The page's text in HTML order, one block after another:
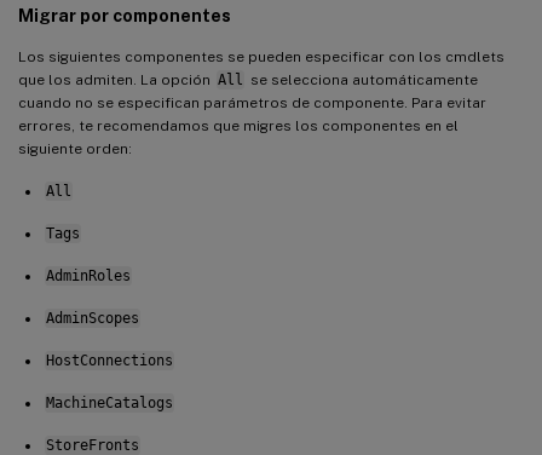
Migrar por componentes
Los siguientes componentes se pueden especificar con los cmdlets
que los admiten. La opción All
se selecciona automáticamente
cuando no se especifican parámetros de componente. Para evitar
errores, te recomendamos que migres los componentes en el
siguiente orden:
All
Tags
AdminRoles
AdminScopes
HostConnections
MachineCatalogs
StoreFronts